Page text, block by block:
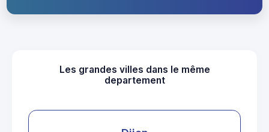
Les grandes villes dans le même
departement